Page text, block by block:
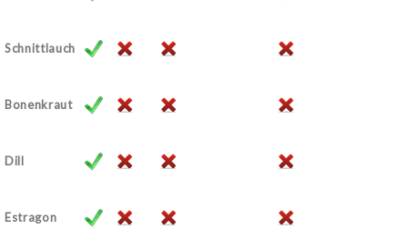
Schnittlauch
Bonenkraut
Dill
Estragon